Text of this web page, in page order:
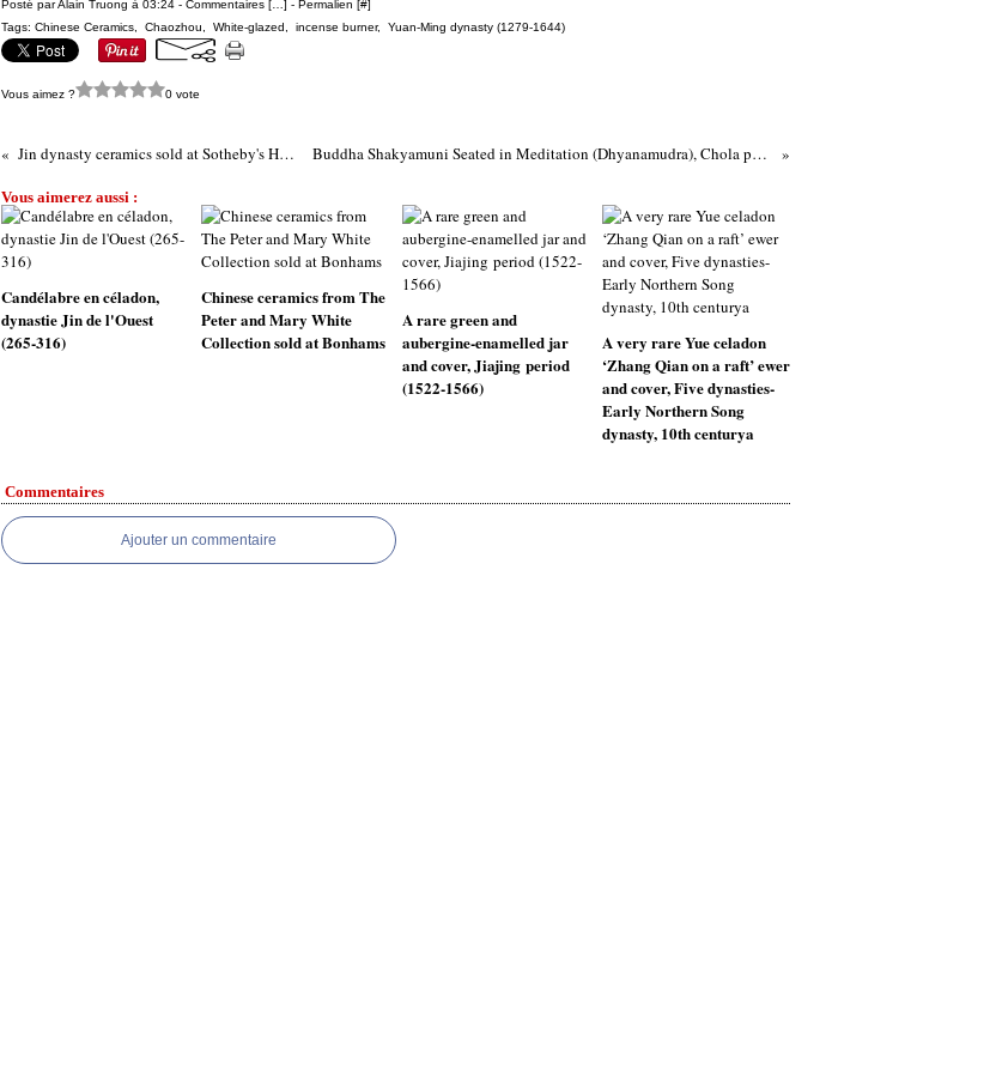
Posté par Alain Truong à 03:24 - Commentaires [ ] - Permalien [#]
Tags: Chinese Ceramics Chaozhou White-glazed incense burner, Yuan-Ming dynasty (1279-1644)
Vous aimez ? 0 vote
Jin dynasty ceramics sold at Sotheby's HK, 20 May 2026 Buddha Shakyamuni Seated in Meditation (Dhyanamudra), Chola period, about 12th century
Vous aimerez aussi :
Candélabre en céladon,
dynastie Jin de l'Ouest
(265-316)
Chinese ceramics from The
Peter and Mary White
Collection sold at Bonhams
A rare green and
aubergine-enamelled jar
and cover, Jiajing period
(1522-1566)
A very rare Yue celadon
‘Zhang Qian on a raft’ ewer
and cover, Five dynasties-
Early Northern Song
dynasty, 10th centurya
Commentaires
Ajouter un commentaire